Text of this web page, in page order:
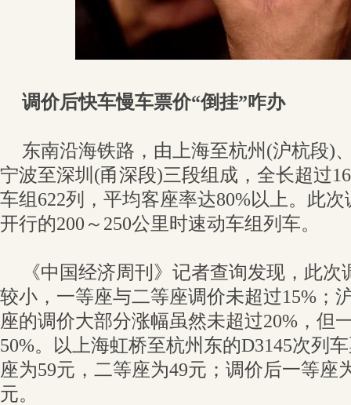
调价后快车慢车票价“倒挂”咋办
东南沿海铁路，由上海至杭州(沪杭段)
宁波至深圳(甬深段)三段组成，全长超过
车组622列，平均客座率达80%以上。此
开行的200～250公里时速动车组列车。
《中国经济周刊》记者查询发现，此
较小，一等座与二等座调价未超过15%；
座的调价大部分涨幅虽然未超过20%，但
50%。以上海虹桥至杭州东的D3145次列
座为59元，二等座为49元；调价后一等座
元。